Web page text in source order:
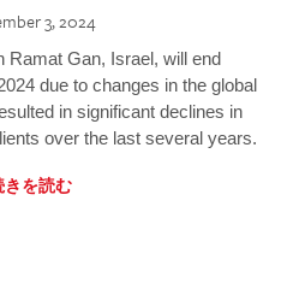
3, 2024
Ramat Gan, Israel, will end
due to changes in the global
in significant declines in
over the last several years.
きを読む